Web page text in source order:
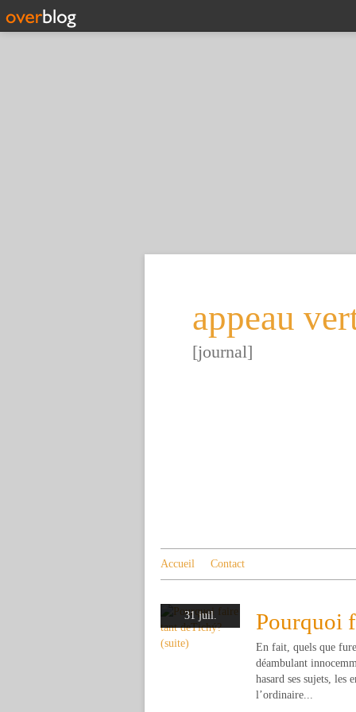
appeau
[journal]
Accueil Contact
31 juil. Pourquoi
En fait, quels que
déambulant
hasard ses sujets, les
l’ordinaire...